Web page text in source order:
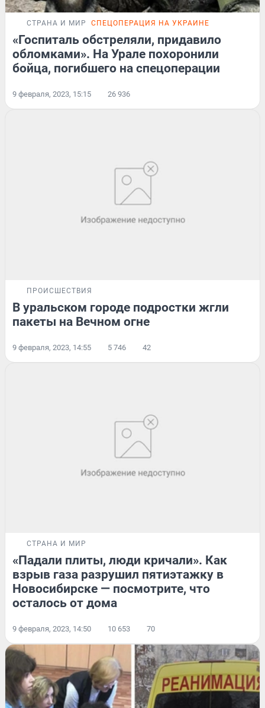
СТРАНА И МИР СПЕЦОПЕРАЦИЯ НА УКРАИНЕ
«Госпиталь обстреляли, придавило
обломками». На Урале похоронили
бойца, погибшего на спецоперации
9 февраля, 2023, 15:15 26 936
ПРОИСШЕСТВИЯ
В уральском городе подростки жгли
пакеты на Вечном огне
9 февраля, 2023, 14:55 5 746 42
СТРАНА И МИР
«Падали плиты, люди кричали». Как
взрыв газа разрушил пятиэтажку в
Новосибирске — посмотрите, что
осталось от дома
9 февраля, 2023, 14:50 10 653 70